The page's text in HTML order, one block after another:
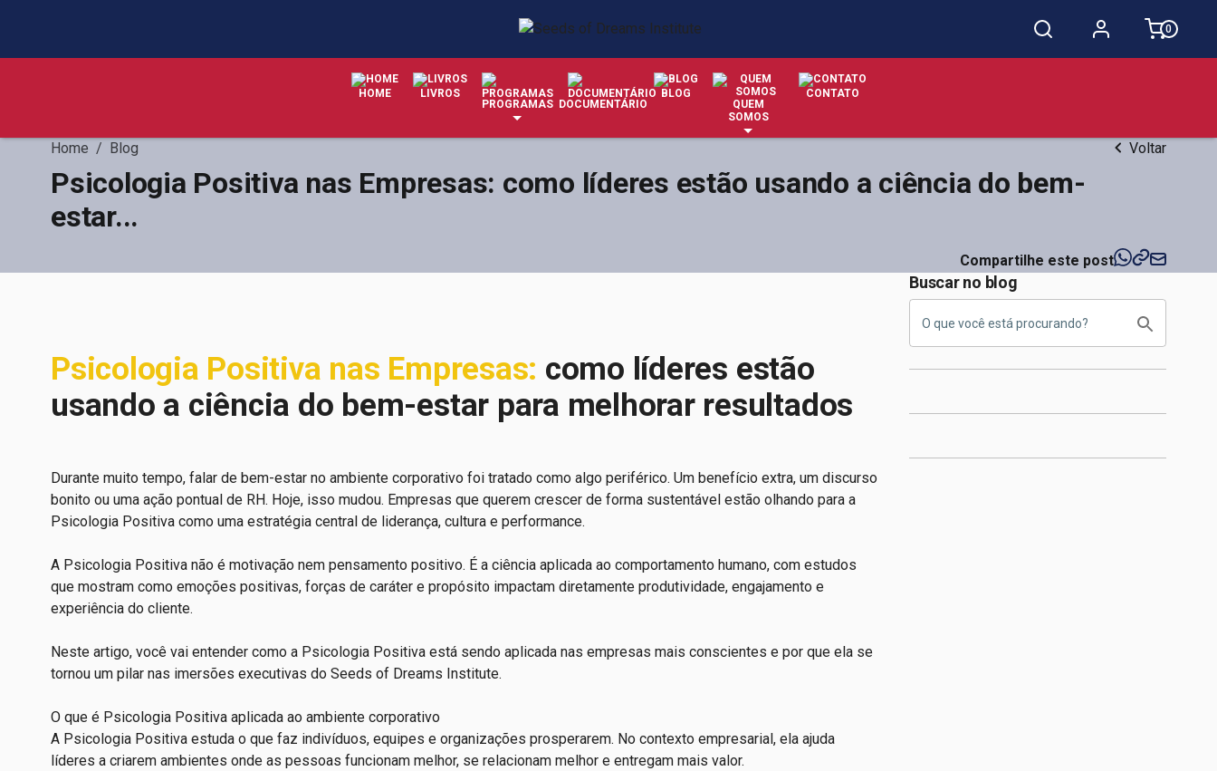
0
HOME
LIVROS
PROGRAMAS
DOCUMENTÁRIO
BLOG
QUEM
SOMOS
CONTATO
Home / Blog Voltar
Psicologia Positiva nas Empresas: como líderes estão usando a ciência do bem-
estar...
Compartilhe este post
Psicologia Positiva nas Empresas: como líderes estão
usando a ciência do bem-estar para melhorar resultados
Durante muito tempo, falar de bem-estar no ambiente corporativo foi tratado como algo periférico. Um benefício extra, um discurso
bonito ou uma ação pontual de RH. Hoje, isso mudou. Empresas que querem crescer de forma sustentável estão olhando para a
Psicologia Positiva como uma estratégia central de liderança, cultura e performance.
A Psicologia Positiva não é motivação nem pensamento positivo. É a ciência aplicada ao comportamento humano, com estudos
que mostram como emoções positivas, forças de caráter e propósito impactam diretamente produtividade, engajamento e
experiência do cliente.
Neste artigo, você vai entender como a Psicologia Positiva está sendo aplicada nas empresas mais conscientes e por que ela se
tornou um pilar nas imersões executivas do Seeds of Dreams Institute.
O que é Psicologia Positiva aplicada ao ambiente corporativo
A Psicologia Positiva estuda o que faz indivíduos, equipes e organizações prosperarem. No contexto empresarial, ela ajuda
líderes a criarem ambientes onde as pessoas funcionam melhor, se relacionam melhor e entregam mais valor.
Buscar no blog